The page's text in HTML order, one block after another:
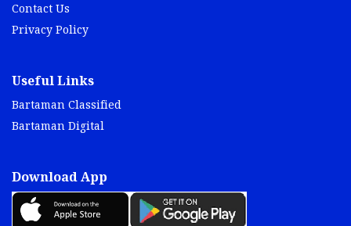
Contact Us
Privacy Policy
Useful Links
Bartaman Classified
Bartaman Digital
Download App